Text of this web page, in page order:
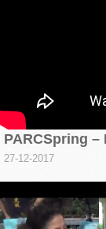
PARCSpring –
27-12-2017